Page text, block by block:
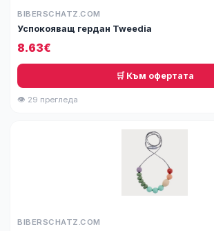
BIBERSCHATZ.COM
Успокояващ гердан Tweedia
8.63€
🛒 Към офертата
👁 29 прегледа
BIBERSCHATZ.COM